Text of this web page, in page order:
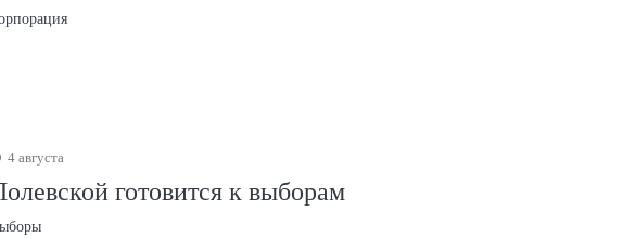
4 августа
готовится к выборам